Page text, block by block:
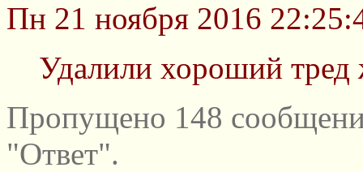
Пн 21 ноября 2016
Удалили хороший
Пропущено 148
"Ответ".